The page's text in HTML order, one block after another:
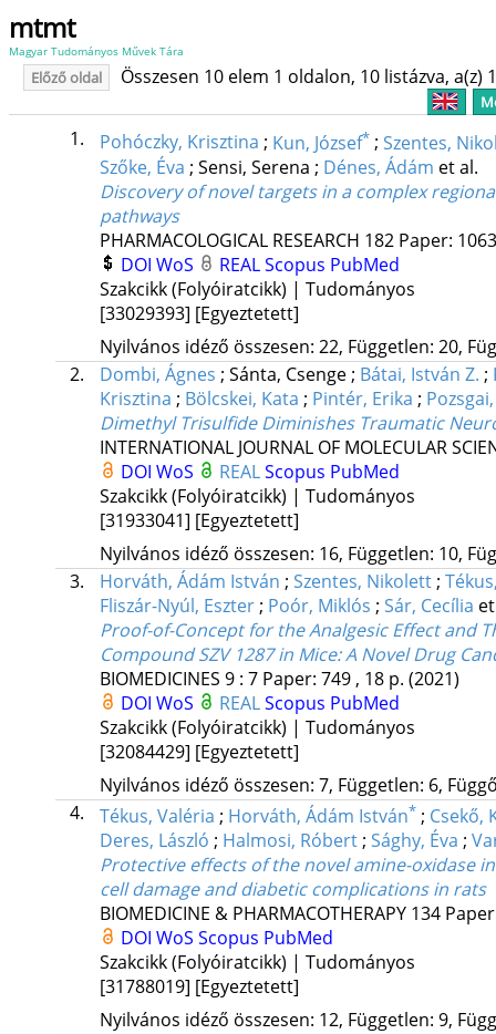
mtmt
Magyar Tudományos Művek Tára
Előző oldal Összesen 10 elem 1 oldalon, 10 listázva, a(z)
1. Pohóczky, Krisztina ; Kun, József* ; Szentes,
Szőke, Éva ; Sensi, Serena ; Dénes, Ádám et al.
Discovery of novel targets in a complex
pathways
PHARMACOLOGICAL RESEARCH 182 Paper:
DOI WoS REALScopus PubMed
Szakcikk (Folyóiratcikk) | Tudományos
[33029393] [Egyeztetett]
Nyilvános idéző összesen: 22, Független: 20,
2.
Dombi, Ágnes ; Sánta, Csenge ; Bátai, István Z. ;
Krisztina ; Bölcskei, Kata ; Pintér, Erika ;
Dimethyl Trisulfide Diminishes Traumatic
INTERNATIONAL JOURNAL OF MOLECULAR
DOI WoS REALScopus PubMed
Szakcikk (Folyóiratcikk) | Tudományos
[31933041] [Egyeztetett]
Nyilvános idéző összesen: 16, Független: 10,
3.
Horváth, Ádám István ; Szentes, Nikolett ;
Fliszár-Nyúl, Eszter ; Poór, Miklós ; Sár, Cecília
Proof-of-Concept for the Analgesic Effect and
Compound SZV 1287 in Mice: A Novel Drug
BIOMEDICINES 9: 7 Paper: 749 , 18 p. (2021)
DOI WoS REALScopus PubMed
Szakcikk (Folyóiratcikk) | Tudományos
[32084429] [Egyeztetett]
Nyilvános idéző összesen: 7, Független: 6,
4.
Tékus, Valéria ; Horváth, Ádám István* ; Csekő,
Deres, László ; Halmosi, Róbert ; Sághy, Éva ;
Protective effects of the novel amine-oxidase
cell damage and diabetic complications in rats
BIOMEDICINE & PHARMACOTHERAPY 134
DOI WoS Scopus PubMed
Szakcikk (Folyóiratcikk) | Tudományos
[31788019] [Egyeztetett]
Nyilvános idéző összesen: 12, Független: 9,